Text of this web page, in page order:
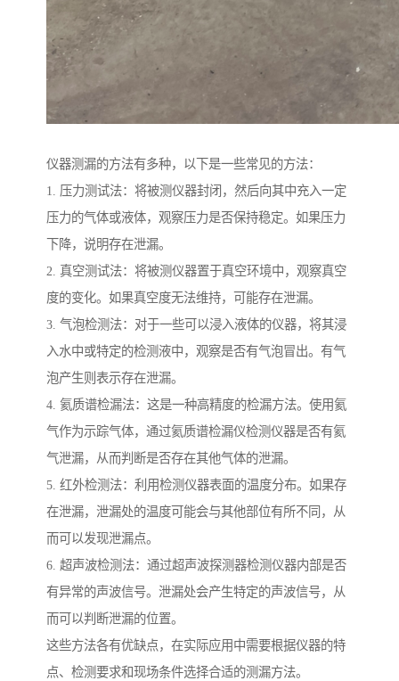
仪器测漏的方法有多种，以下是一些常见的方法：
1. 压力测试法：将被测仪器封闭，然后向其中充入一定
压力的气体或液体，观察压力是否保持稳定。如果压力
下降，说明存在泄漏。
2. 真空测试法：将被测仪器置于真空环境中，观察真空
度的变化。如果真空度无法维持，可能存在泄漏。
3. 气泡检测法：对于一些可以浸入液体的仪器，将其浸
入水中或特定的检测液中，观察是否有气泡冒出。有气
泡产生则表示存在泄漏。
4. 氦质谱检漏法：这是一种高精度的检漏方法。使用氦
气作为示踪气体，通过氦质谱检漏仪检测仪器是否有氦
气泄漏，从而判断是否存在其他气体的泄漏。
5. 红外检测法：利用检测仪器表面的温度分布。如果存
在泄漏，泄漏处的温度可能会与其他部位有所不同，从
而可以发现泄漏点。
6. 超声波检测法：通过超声波探测器检测仪器内部是否
有异常的声波信号。泄漏处会产生特定的声波信号，从
而可以判断泄漏的位置。
这些方法各有优缺点，在实际应用中需要根据仪器的特
点、检测要求和现场条件选择合适的测漏方法。